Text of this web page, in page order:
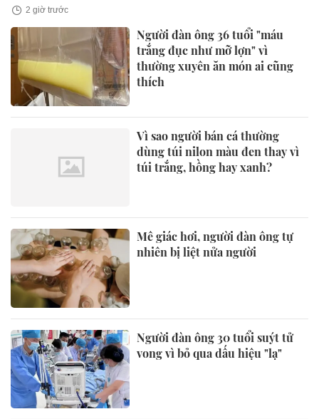
2 giờ trước
Người đàn ông 36 tuổi "máu
trắng đục như mỡ lợn" vì
thường xuyên ăn món ai cũng
thích
Vì sao người bán cá thường
dùng túi nilon màu đen thay vì
túi trắng, hồng hay xanh?
Mê giác hơi, người đàn ông tự
nhiên bị liệt nửa người
Người đàn ông 30 tuổi suýt tử
vong vì bỏ qua dấu hiệu "lạ"